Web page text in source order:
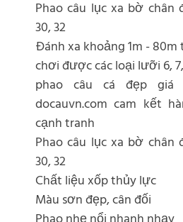
Phao câu lục xa bờ chân
30, 32
Đánh xa khoảng 1m - 80m
chơi được các loại lưỡi 6,
phao câu cá đẹp giá
docauvn.com cam kết
cạnh tranh
Phao câu lục xa bờ chân
30, 32
Chất liệu xốp thủy lực
Màu sơn đẹp, cân đối